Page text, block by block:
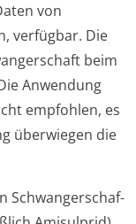
von
verfügbar. Die
beim
Anwendung
empfohlen, es
überwiegen die
Schwangerschaf­